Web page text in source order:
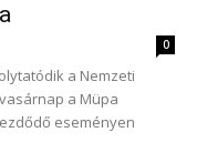
0
a Nemzeti
a Müpa
eseményen